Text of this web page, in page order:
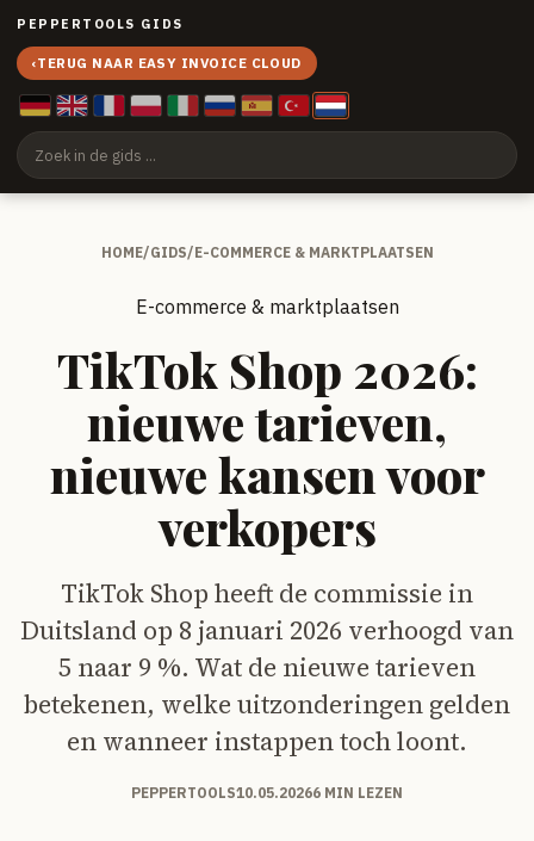
PEPPERTOOLS GIDS
‹TERUG NAAR EASY INVOICE CLOUD
HOME/GIDS/E-COMMERCE & MARKTPLAATSEN
E-commerce & marktplaatsen
TikTok Shop 2026:
nieuwe tarieven,
nieuwe kansen voor
verkopers
TikTok Shop heeft de commissie in
Duitsland op 8 januari 2026 verhoogd van
5 naar 9 %. Wat de nieuwe tarieven
betekenen, welke uitzonderingen gelden
en wanneer instappen toch loont.
PEPPERTOOLS10.05.20266 MIN LEZEN